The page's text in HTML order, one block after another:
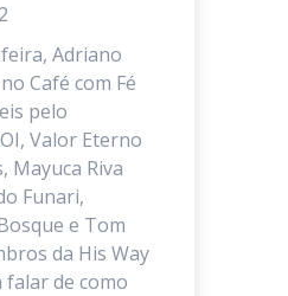
Adriano
Café com Fé
pelo
Valor Eterno
Mayuca Riva
Funari,
e Tom
da His Way
de como